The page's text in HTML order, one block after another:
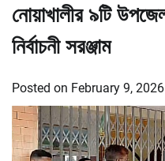
নোয়াখালীর ৯টি
নির্বাচনী সরঞ্জাম
Posted on February 9, 2026